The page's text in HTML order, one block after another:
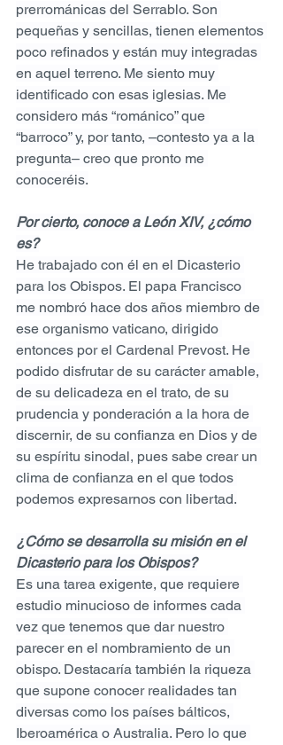
prerrománicas del Serrablo. Son
pequeñas y sencillas, tienen elementos
poco refinados y están muy integradas
en aquel terreno. Me siento muy
identificado con esas iglesias. Me
considero más “románico” que
“barroco” y, por tanto, –contesto ya a la
pregunta– creo que pronto me
conoceréis.
Por cierto, conoce a León XIV, ¿cómo
es?
He trabajado con él en el Dicasterio
para los Obispos. El papa Francisco
me nombró hace dos años miembro de
ese organismo vaticano, dirigido
entonces por el Cardenal Prevost. He
podido disfrutar de su carácter amable,
de su delicadeza en el trato, de su
prudencia y ponderación a la hora de
discernir, de su confianza en Dios y de
su espíritu sinodal, pues sabe crear un
clima de confianza en el que todos
podemos expresarnos con libertad.
¿Cómo se desarrolla su misión en el
Dicasterio para los Obispos?
Es una tarea exigente, que requiere
estudio minucioso de informes cada
vez que tenemos que dar nuestro
parecer en el nombramiento de un
obispo. Destacaría también la riqueza
que supone conocer realidades tan
diversas como los países bálticos,
Iberoamérica o Australia. Pero lo que